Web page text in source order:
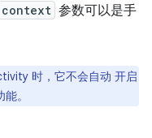
context 参数可以是手
时，它不会自动 开启
。